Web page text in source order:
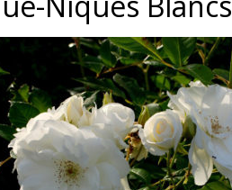
Les Jardins du Manoir d’Eyrignac
24590 Salignac-Eyvigues
Dordogne – Périgord
Téléphone : 05.53.28.99.71
Email : contact@eyrignac.com
ESPACE PRESSE